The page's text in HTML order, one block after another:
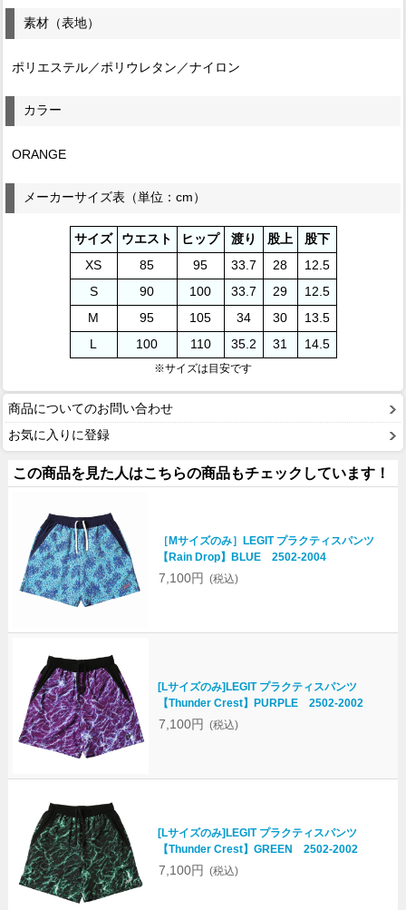
素材（表地）
ポリエステル／ポリウレタン／ナイロン
カラー
ORANGE
メーカーサイズ表（単位：cm）
サイズ ウエスト ヒップ 渡り 股上
股下
XS
85 95 33.7 28
12.5
S
90 100 33.7 29
12.5
M
95 105 34 30
13.5
100 110 35.2 31 14.5
※サイズは目安です
商品についてのお問い合わせ
お気に入りに登録
この商品を見た人はこちらの商品もチェックしています！
［Mサイズのみ］LEGIT プラクティスパンツ
【Rain Drop】BLUE 2502-2004
7,100円 (税込)
[Lサイズのみ]LEGIT プラクティスパンツ
【Thunder Crest】PURPLE 2502-2002
7,100円 (税込)
[Lサイズのみ]LEGIT プラクティスパンツ
【Thunder Crest】GREEN 2502-2002
7,100円 (税込)